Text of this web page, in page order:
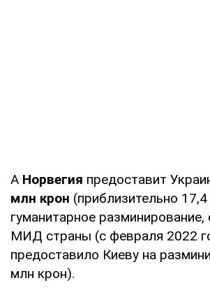
А Норвегия предоставит
млн крон (приблизительно
гуманитарное
МИД страны (с февраля 2022
предоставило Киеву на
млн крон).